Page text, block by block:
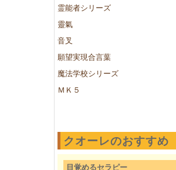
霊能者シリーズ
靈氣
音叉
願望実現合言葉
魔法学校シリーズ
ＭＫ５
クオーレのおすすめ
目覚めるセラピー